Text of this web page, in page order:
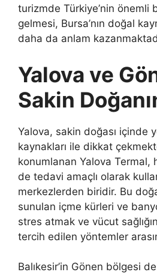
turizmde Türkiye’nin önemli
gelmesi, Bursa’nın doğal
daha da anlam
Yalova ve
Sakin
Yalova, sakin doğası içinde
kaynakları ile dikkat
konumlanan Yalova Termal,
de tedavi amaçlı olarak
merkezlerden biridir. Bu
sunulan içme kürleri ve
stres atmak ve vücut
tercih edilen yöntemler
Balıkesir’in Gönen bölgesi